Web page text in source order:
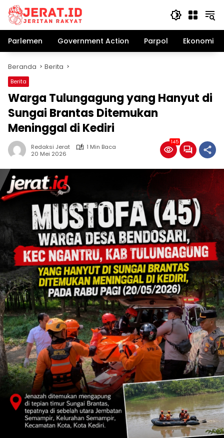
Langsung
konten
Parlemen
Government Action Parpol Ekonomi
Beranda Berita
Berita
Warga Tulungagung yang Hanyut di
Sungai Brantas Ditemukan
Meninggal di Kediri
Redaksi Jerat
1 Min Baca
20 Mei 2026
145